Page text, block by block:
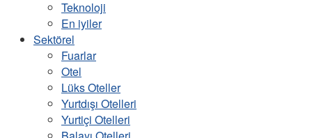
Teknoloji
En iyiler
Sektörel
Fuarlar
Otel
Lüks Oteller
Yurtdışı Otelleri
Yurtiçi Otelleri